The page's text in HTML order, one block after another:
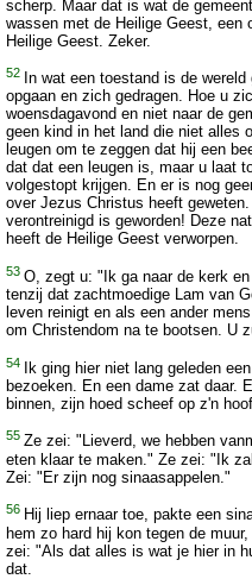
scherp. Maar dat is wat de
wassen met de Heilige Geest, een
Heilige Geest. Zeker.
52 In wat een toestand is de
opgaan en zich gedragen. Hoe u
woensdagavond en niet naar de
geen kind in het land die niet alles
leugen om te zeggen dat hij een
dat dat een leugen is, maar u laat
volgestopt krijgen. En er is nog
over Jezus Christus heeft
verontreinigd is geworden! Deze
heeft de Heilige Geest verworpen.
53 O, zegt u: "Ik ga naar de kerk
tenzij dat zachtmoedige Lam van
leven reinigt en als een ander
om Christendom na te bootsen. U
54
Ik ging hier niet lang geleden
bezoeken. En een dame zat daar.
binnen, zijn hoed scheef op z'n
55 Ze zei: "Lieverd, we hebben
eten klaar te maken." Ze zei: "Ik
Zei: "Er zijn nog sinaasappelen."
56 Hij liep ernaar toe, pakte een
hem zo hard hij kon tegen de
zei: "Als dat alles is wat je hier in
dat.